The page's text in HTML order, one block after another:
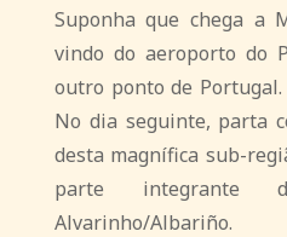
Suponha que chega a
vindo do aeroporto do
outro ponto de
No dia seguinte, parta
desta magnífica sub-
parte integrante
Alvarinho/Albariño.